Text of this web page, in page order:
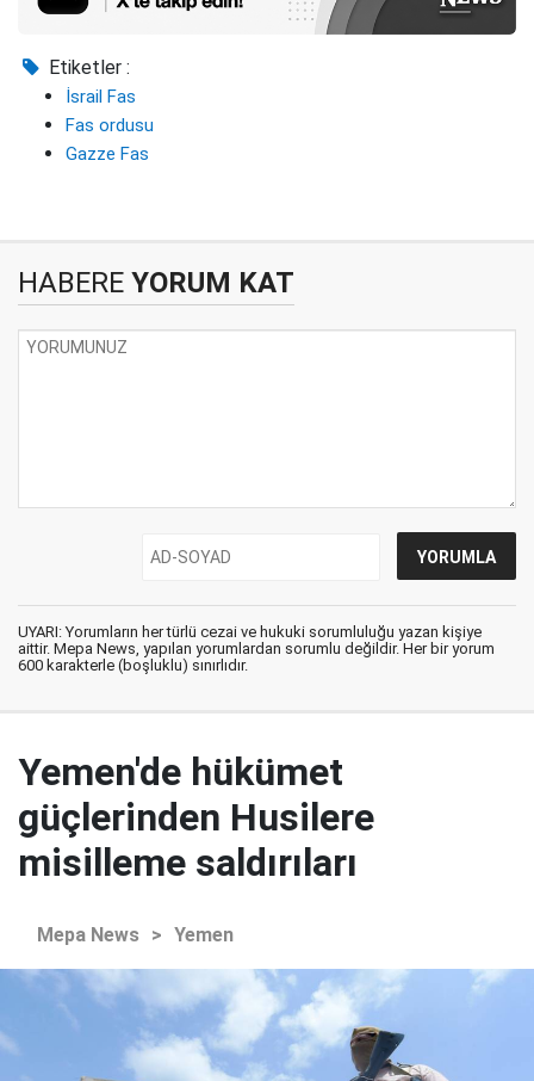
Etiketler :
İsrail Fas
Fas ordusu
Gazze Fas
HABERE YORUM KAT
UYARI: Yorumların her türlü cezai ve hukuki sorumluluğu yazan kişiye
aittir. Mepa News, yapılan yorumlardan sorumlu değildir. Her bir yorum
600 karakterle (boşluklu) sınırlıdır.
Yemen'de hükümet
güçlerinden Husilere
misilleme saldırıları
Mepa News > Yemen